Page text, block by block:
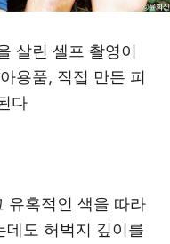
살린 셀프 촬영이
용품, 직접 만든 피
다
유혹적인 색을 따라
데도 허벅지 깊이를